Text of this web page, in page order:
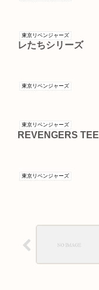
東京リベンジャーズ
レたちシリーズ
東京リベンジャーズ
東京リベンジャーズ
REVENGERS TEE
東京リベンジャーズ